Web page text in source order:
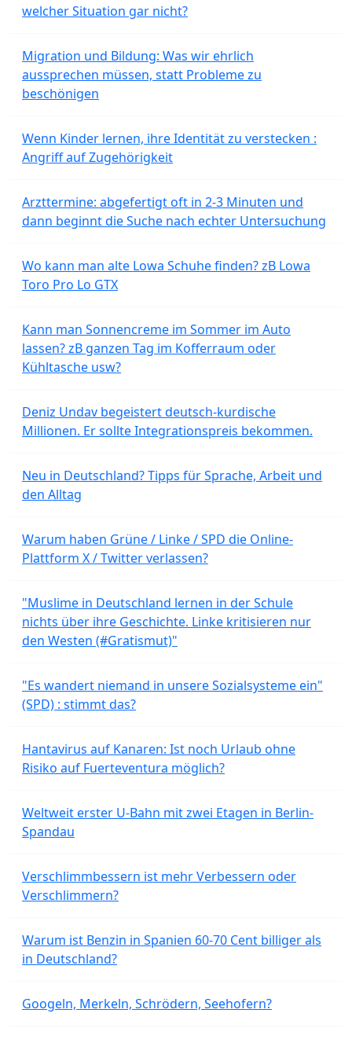
welcher Situation gar nicht?
Migration und Bildung: Was wir ehrlich
aussprechen müssen, statt Probleme zu
beschönigen
Wenn Kinder lernen, ihre Identität zu verstecken :
Angriff auf Zugehörigkeit
Arzttermine: abgefertigt oft in 2-3 Minuten und
dann beginnt die Suche nach echter Untersuchung
Wo kann man alte Lowa Schuhe finden? zB Lowa
Toro Pro Lo GTX
Kann man Sonnencreme im Sommer im Auto
lassen? zB ganzen Tag im Kofferraum oder
Kühltasche usw?
Deniz Undav begeistert deutsch-kurdische
Millionen. Er sollte Integrationspreis bekommen.
Neu in Deutschland? Tipps für Sprache, Arbeit und
den Alltag
Warum haben Grüne / Linke / SPD die Online-
Plattform X / Twitter verlassen?
"Muslime in Deutschland lernen in der Schule
nichts über ihre Geschichte. Linke kritisieren nur
den Westen (#Gratismut)"
"Es wandert niemand in unsere Sozialsysteme ein"
(SPD) : stimmt das?
Hantavirus auf Kanaren: Ist noch Urlaub ohne
Risiko auf Fuerteventura möglich?
Weltweit erster U-Bahn mit zwei Etagen in Berlin-
Spandau
Verschlimmbessern ist mehr Verbessern oder
Verschlimmern?
Warum ist Benzin in Spanien 60-70 Cent billiger als
in Deutschland?
Googeln, Merkeln, Schrödern, Seehofern?